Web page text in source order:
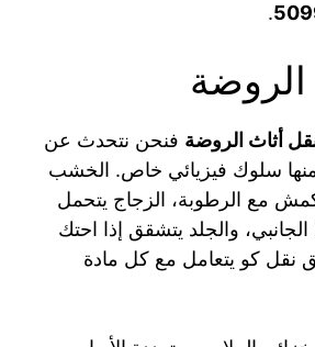
.
أثاث الروضة فنحن نتحدث عن
سلوك فيزيائي خاص. الخشب
مع الرطوبة، الزجاج يتحمل
والجلد يتشقق إذا احتك
كو يتعامل مع كل مادة